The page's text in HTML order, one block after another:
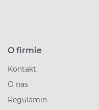
O firmie
Kontakt
O nas
Regulamin